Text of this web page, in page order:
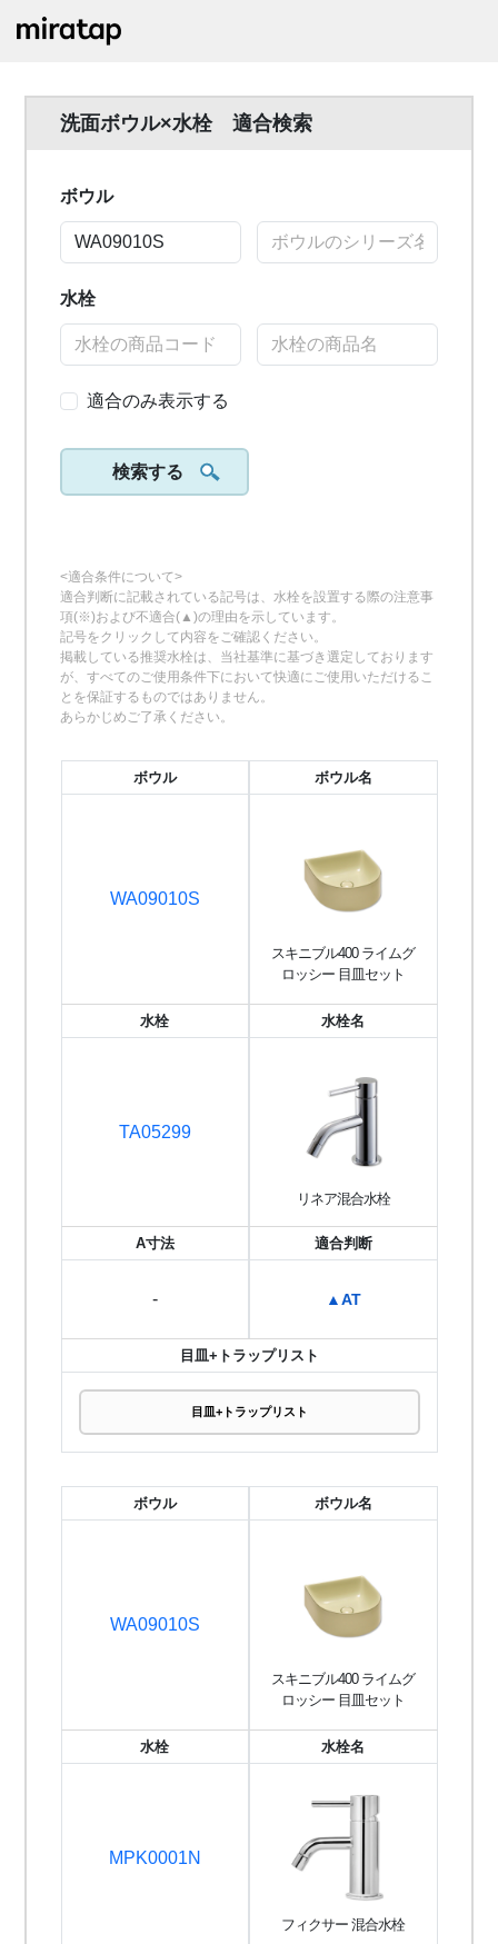
洗面ボウル×水栓 適合検索
ボウル
水栓
適合のみ表示する
検索する
<適合条件について>
適合判断に記載されている記号は、水栓を設置する際の注意事
項(※)および不適合(▲)の理由を示しています。
記号をクリックして内容をご確認ください。
掲載している推奨水栓は、当社基準に基づき選定しております
が、すべてのご使用条件下において快適にご使用いただけるこ
とを保証するものではありません。
あらかじめご了承ください。
ボウル
WA09010S
ボウル名
スキニブル400 ライムグ
ロッシー 目皿セット
水栓
TA05299
水栓名
リネア混合水栓
A寸法
-
適合判断
▲AT
目皿+トラップリスト
目皿+トラップリスト
ボウル
WA09010S
ボウル名
スキニブル400 ライムグ
ロッシー 目皿セット
水栓
MPK0001N
水栓名
フィクサー 混合水栓